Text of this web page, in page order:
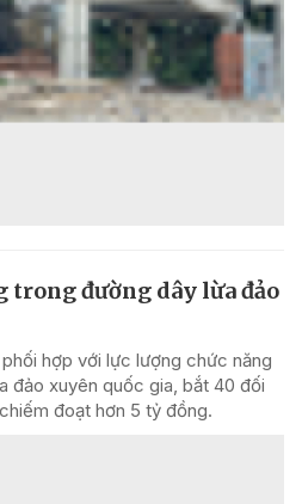
trong đường dây lừa đảo
hợp với lực lượng chức năng
đảo xuyên quốc gia, bắt 40 đối
đoạt hơn 5 tỷ đồng.